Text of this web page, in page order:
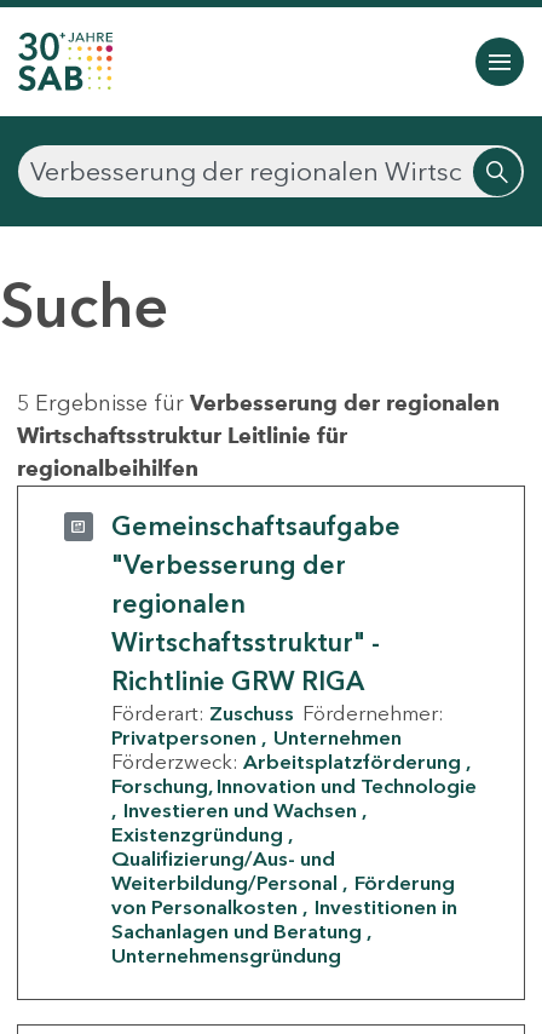
Suche
5 Ergebnisse für Verbesserung der regionalen
Wirtschaftsstruktur Leitlinie für
regionalbeihilfen
Gemeinschaftsaufgabe
"Verbesserung der
regionalen
Wirtschaftsstruktur" -
Richtlinie GRW RIGA
Förderart: Zuschuss Fördernehmer:
Privatpersonen
Unternehmen
Förderzweck: Arbeitsplatzförderung
Forschung, Innovation und Technologie
Investieren und Wachsen
Existenzgründung
Qualifizierung/Aus- und
Weiterbildung/Personal
Förderung
von Personalkosten
Investitionen in
Sachanlagen und Beratung
Unternehmensgründung